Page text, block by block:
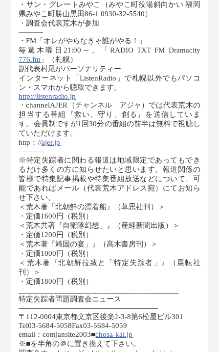
・サン・グレートみやこ（みやこ町役場斜向かい 福岡
県みやこ町勝山黒田86-1 0930-32-5540）
・調査会代表荒木が参加
———-
・FM「オレがやらなきゃ誰がやる！」
毎週木曜日21:00～、「RADIO TXT FM Dramacity
776.fm 」（札幌）
副代表村尾がパーソナリティー
インターネット「ListenRadio」で札幌以外でもパソコ
ン・スマホから聴取できます。
http://listenradio.jp
・channelAJER（チャンネル アジャ）では代表荒木の
担当する番組『救い、守り、創る』を送信していま
す。会員制ですが1回30分の番組の前半は無料で視聴し
ていただけます。
http：//ajer.jp
———–
※特定失踪者に関わる報道は地域限定であってもでき
るだけ多くの方に知らせたいと思います。報道関係の
皆様で特集記事掲載や特集番組放送などについて、可
能であればメール（代表荒木アドレス宛）にてお知ら
せ下さい。
＜荒木著『北朝鮮の漂着船』（草思社刊）＞
・定価1600円（税別）
＜荒木共著『自衛隊幻想」』（産経新聞出版）＞
・定価1200円（税別）
＜荒木著『靖国の宴」』（高木書房刊）＞
・定価1000円（税別）
＜荒木著『北朝鮮拉致と「特定失踪者」』（展転社
刊）＞
・定価1800円（税別）
特定失踪者問題調査会ニュース
———————————————————
〒112-0004東京都文京区後楽2-3-8第6松屋ビル301
Tel03-5684-5058Fax03-5684-5059
email：comjansite2003■chosa-kai.jp
※■を半角の＠に置き換えて下さい。